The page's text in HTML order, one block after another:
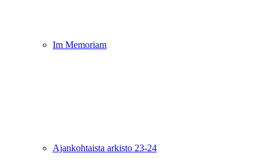
Im Memoriam
Ajankohtaista arkisto 23-24